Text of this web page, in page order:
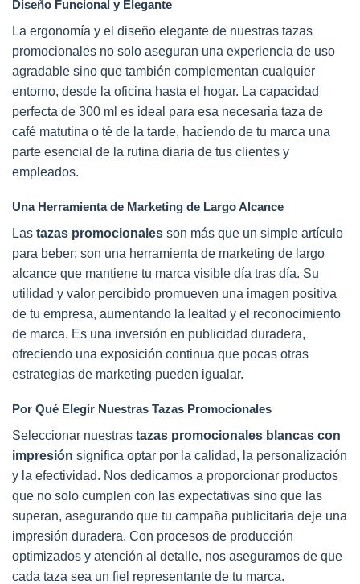
Diseño Funcional y Elegante
La ergonomía y el diseño elegante de nuestras tazas
promocionales no solo aseguran una experiencia de uso
agradable sino que también complementan cualquier
entorno, desde la oficina hasta el hogar. La capacidad
perfecta de 300 ml es ideal para esa necesaria taza de
café matutina o té de la tarde, haciendo de tu marca una
parte esencial de la rutina diaria de tus clientes y
empleados.
Una Herramienta de Marketing de Largo Alcance
Las tazas promocionales son más que un simple artículo
para beber; son una herramienta de marketing de largo
alcance que mantiene tu marca visible día tras día. Su
utilidad y valor percibido promueven una imagen positiva
de tu empresa, aumentando la lealtad y el reconocimiento
de marca. Es una inversión en publicidad duradera,
ofreciendo una exposición continua que pocas otras
estrategias de marketing pueden igualar.
Por Qué Elegir Nuestras Tazas Promocionales
Seleccionar nuestras tazas promocionales blancas con
impresión significa optar por la calidad, la personalización
y la efectividad. Nos dedicamos a proporcionar productos
que no solo cumplen con las expectativas sino que las
superan, asegurando que tu campaña publicitaria deje una
impresión duradera. Con procesos de producción
optimizados y atención al detalle, nos aseguramos de que
cada taza sea un fiel representante de tu marca.